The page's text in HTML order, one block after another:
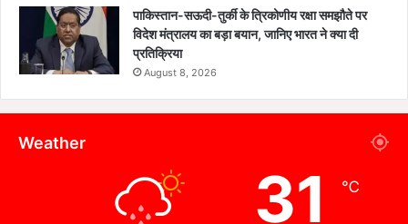
पाकिस्तान-सऊदी-तुर्की के त्रिकोणीय रक्षा समझौते पर
विदेश मंत्रालय का बड़ा बयान, जानिए भारत ने क्या दी
प्रतिक्रिया
August 8, 2026
Weather
31 ℃